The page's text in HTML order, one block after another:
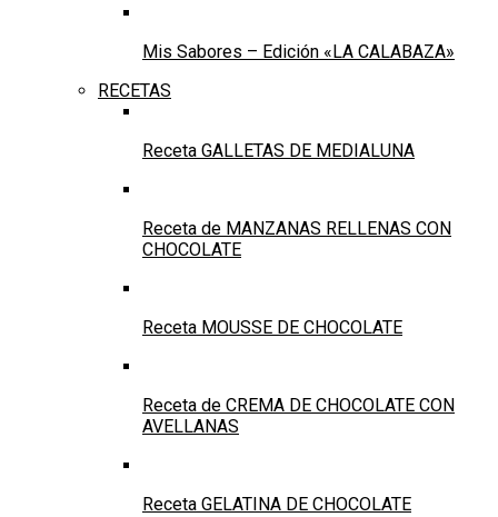
Mis Sabores – Edición «LA CALABAZA»
RECETAS
Receta GALLETAS DE MEDIALUNA
Receta de MANZANAS RELLENAS CON
CHOCOLATE
Receta MOUSSE DE CHOCOLATE
Receta de CREMA DE CHOCOLATE CON
AVELLANAS
Receta GELATINA DE CHOCOLATE